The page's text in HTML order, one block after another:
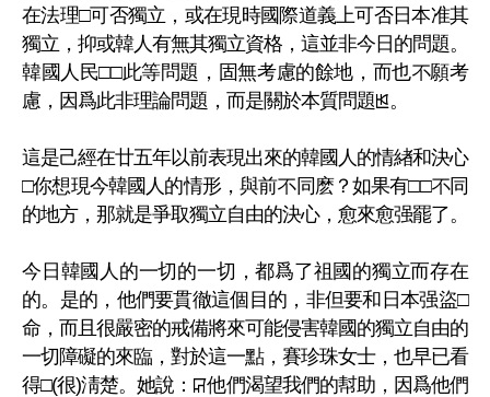
在法理□可否獨立，或在現時國際道義上可否日本准其
獨立，抑或韓人有無其獨立資格，這並非今日的問題。
韓國人民□□此等問題，固無考慮的餘地，而也不願考
慮，因爲此非理論問題，而是關於本質問題ꡓ。
這是己經在廿五年以前表現出來的韓國人的情緖和決心
□你想現今韓國人的情形，與前不同麽？如果有□□不同
的地方，那就是爭取獨立自由的決心，愈來愈强罷了。
今日韓國人的一切的一切，都爲了祖國的獨立而存在
的。是的，他們要貫徹這個目的，非但要和日本强盜□
命，而且很嚴密的戒備將來可能侵害韓國的獨立自由的
一切障礙的來臨，對於這一點，賽珍珠女士，也早已看
得□(很)淸楚。她說：ꡒ他們渴望我們的幇助，因爲他們